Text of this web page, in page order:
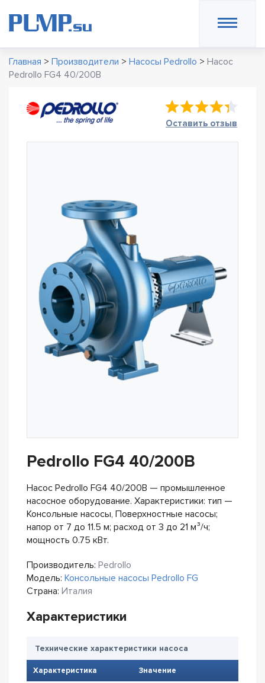
Главная > Производители > Насосы Pedrollo > Насос
Pedrollo FG4 40/200B
Оставить отзыв
Pedrollo FG4 40/200B
Насос Pedrollo FG4 40/200B — промышленное
насосное оборудование. Характеристики: тип —
Консольные насосы, Поверхностные насосы;
напор от 7 до 11.5 м; расход от 3 до 21 м³/ч;
мощность 0.75 кВт.
Производитель: Pedrollo
Модель: Консольные насосы Pedrollo FG
Страна: Италия
Характеристики
Технические характеристики насоса
Характеристика Значение